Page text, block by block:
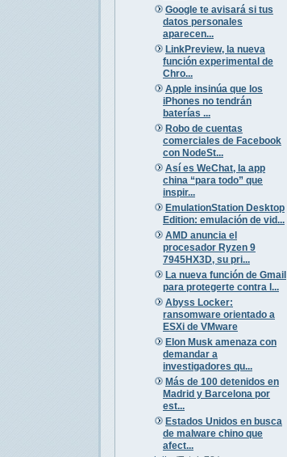
Google te avisará si tus
datos personales
aparecen...
LinkPreview, la nueva
función experimental de
Chro...
Apple insinúa que los
iPhones no tendrán
baterías ...
Robo de cuentas
comerciales de Facebook
con NodeSt...
Así es WeChat, la app
china “para todo” que
inspir...
EmulationStation Desktop
Edition: emulación de vid...
AMD anuncia el
procesador Ryzen 9
7945HX3D, su pri...
La nueva función de Gmail
para protegerte contra l...
Abyss Locker:
ransomware orientado a
ESXi de VMware
Elon Musk amenaza con
demandar a
investigadores qu...
Más de 100 detenidos en
Madrid y Barcelona por
est...
Estados Unidos en busca
de malware chino que
afect...